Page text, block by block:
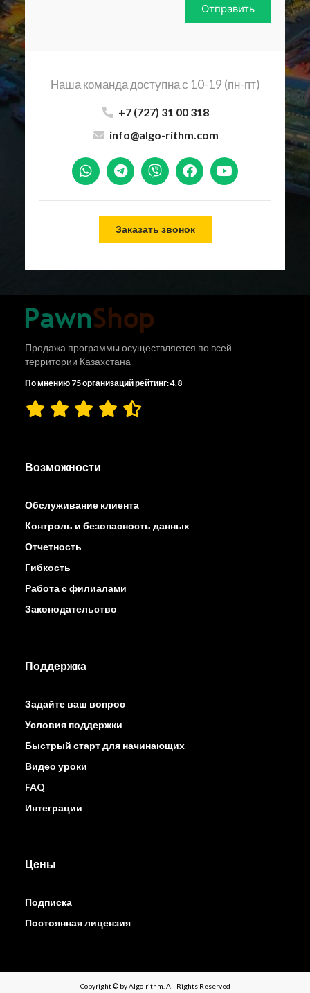
Отправить
Наша команда доступна с 10-19 (пн-пт)
+7 (727) 31 00 318
info@algo-rithm.com
Заказать звонок
Продажа программы осуществляется по всей
территории Казахстана
По мнению 75 организаций рейтинг: 4.8
Возможности
Обслуживание клиента
Контроль и безопасность данных
Отчетность
Гибкость
Работа с филиалами
Законодательство
Поддержка
Задайте ваш вопрос
Условия поддержки
Быстрый старт для начинающих
Видео уроки
FAQ
Интеграции
Цены
Подписка
Постоянная лицензия
Copyright © by Algo-rithm. All Rights Reserved